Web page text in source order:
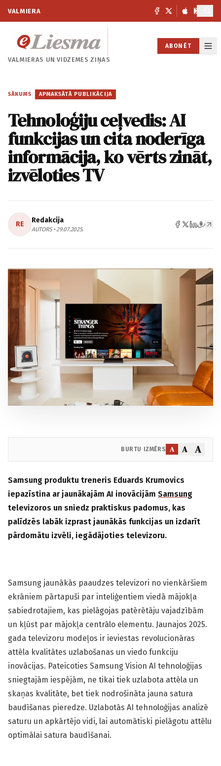
VALMIERA
VALMIERAS UNVIDZEMES ZIŅAS
ABONĒT
SĀKUMS / APMAKSĀTĀ PUBLIKĀCIJA
Tehnoloģiju ceļvedis: AI
funkcijas un cita noderīga
informācija, ko vērts zināt,
izvēloties TV
RE Redakcija
AUTORS • 29.07.2025.
BURTU IZMĒRS A A A
Samsung produktu treneris Eduards Krumovics
iepazīstina ar jaunākajām AI inovācijām Samsung
televizoros un sniedz praktiskus padomus, kas
palīdzēs labāk izprast jaunākās funkcijas un izdarīt
pārdomātu izvēli, iegādājoties televizoru.
Samsung jaunākās paaudzes televizori no vienkāršiem
ekrāniem pārtapuši par inteliģentiem viedā mājokļa
sabiedrotajiem, kas pielāgojas patērētāju vajadzībām
un kļūst par mājokļa centrālo elementu. Jaunajos 2025.
gada televizoru modeļos ir ieviestas revolucionāras
attēla kvalitātes uzlabošanas un viedo funkciju
inovācijas. Pateicoties Samsung Vision AI tehnoloģijas
sniegtajām iespējām, ne tikai tiek uzlabota attēla un
skaņas kvalitāte, bet tiek nodrošināta jauna satura
baudīšanas pieredze. Uzlabotās AI tehnoloģijas analizē
saturu un apkārtējo vidi, lai automātiski pielāgotu attēlu
optimālai satura baudīšanai.